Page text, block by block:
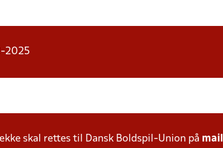
2025
skal rettes til Dansk Boldspil-Union på mail